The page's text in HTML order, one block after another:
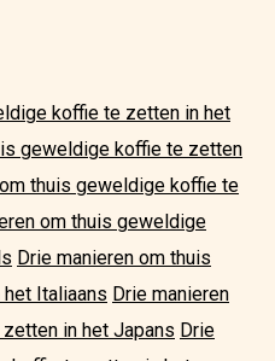
koffie te zetten in het
geweldige koffie te zetten
thuis geweldige koffie te
om thuis geweldige
Drie manieren om thuis
Italiaans Drie manieren
in het Japans Drie